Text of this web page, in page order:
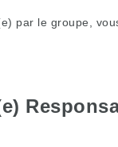
par le groupe,